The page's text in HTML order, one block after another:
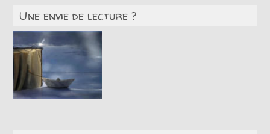
Une envie de lecture ?